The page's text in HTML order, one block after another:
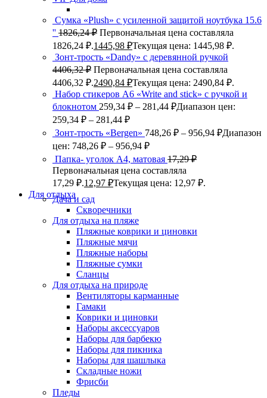
Сумка «Plush» c усиленной защитой ноутбука 15.6
'' 1826,24₽ Первоначальная цена составляла
1826,24 ₽.1445,98 ₽Текущая цена: 1445,98 ₽.
Зонт-трость «Dandy» с деревянной ручкой
4406,32₽ Первоначальная цена составляла
4406,32 ₽.2490,84 ₽Текущая цена: 2490,84 ₽.
Набор стикеров А6 «Write and stick» с ручкой и
блокнотом 259,34 ₽ – 281,44 ₽Диапазон цен:
259,34 ₽ – 281,44 ₽
Зонт-трость «Bergen» 748,26 ₽ – 956,94 ₽Диапазон
цен: 748,26 ₽ – 956,94 ₽
Папка- уголок А4, матовая 17,29₽
Первоначальная цена составляла
17,29 ₽.12,97 ₽Текущая цена: 12,97 ₽.
Для отдыха
Дача и сад
Скворечники
Для отдыха на пляже
Пляжные коврики и циновки
Пляжные мячи
Пляжные наборы
Пляжные сумки
Сланцы
Для отдыха на природе
Вентиляторы карманные
Гамаки
Коврики и циновки
Наборы аксессуаров
Наборы для барбекю
Наборы для пикника
Наборы для шашлыка
Складные ножи
Фрисби
Пледы